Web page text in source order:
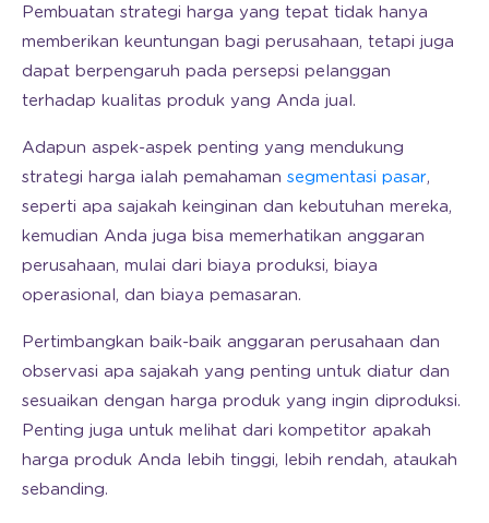
Pembuatan strategi harga yang tepat tidak hanya
memberikan keuntungan bagi perusahaan, tetapi juga
dapat berpengaruh pada persepsi pelanggan
terhadap kualitas produk yang Anda jual.
Adapun aspek-aspek penting yang mendukung
strategi harga ialah pemahaman segmentasi pasar,
seperti apa sajakah keinginan dan kebutuhan mereka,
kemudian Anda juga bisa memerhatikan anggaran
perusahaan, mulai dari biaya produksi, biaya
operasional, dan biaya pemasaran.
Pertimbangkan baik-baik anggaran perusahaan dan
observasi apa sajakah yang penting untuk diatur dan
sesuaikan dengan harga produk yang ingin diproduksi.
Penting juga untuk melihat dari kompetitor apakah
harga produk Anda lebih tinggi, lebih rendah, ataukah
sebanding.